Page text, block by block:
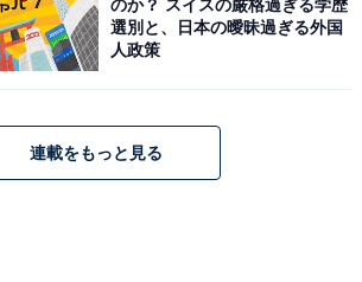
のか？ スイスの厳格過ぎる学歴
選別と、日本の曖昧過ぎる外国
人政策
連載をもっと見る